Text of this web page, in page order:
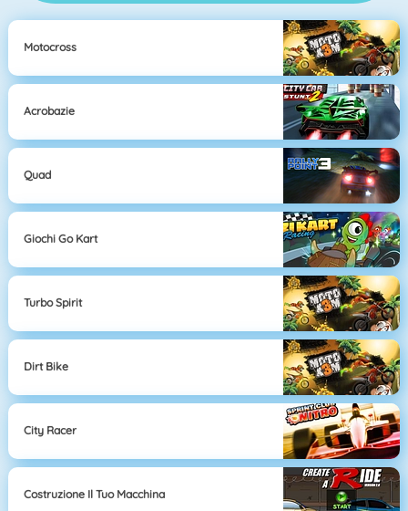
Motocross
Acrobazie
Quad
Giochi Go Kart
Turbo Spirit
Dirt Bike
City Racer
Costruzione Il Tuo Macchina